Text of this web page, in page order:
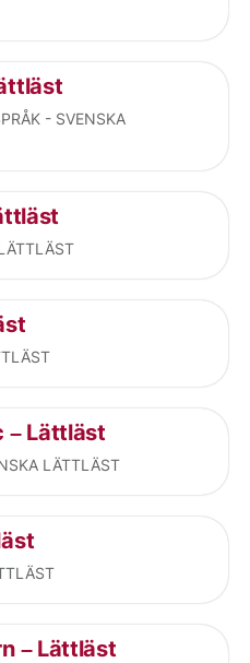
- SVENSKA
– Lättläst
LÄTTLÄST
– Lättläst